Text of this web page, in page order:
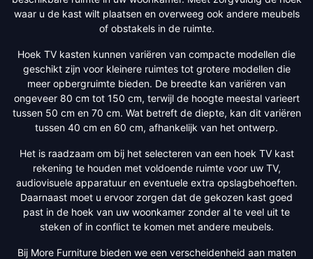
waar u de kast wilt plaatsen en overweeg ook andere meubels
of obstakels in de ruimte.
Hoek TV kasten kunnen variëren van compacte modellen die
geschikt zijn voor kleinere ruimtes tot grotere modellen die
meer opbergruimte bieden. De breedte kan variëren van
ongeveer 80 cm tot 150 cm, terwijl de hoogte meestal varieert
tussen 50 cm en 70 cm. Wat betreft de diepte, kan dit variëren
tussen 40 cm en 60 cm, afhankelijk van het ontwerp.
Het is raadzaam om bij het selecteren van een hoek TV kast
rekening te houden met voldoende ruimte voor uw TV,
audiovisuele apparatuur en eventuele extra opslagbehoeften.
Daarnaast moet u ervoor zorgen dat de gekozen kast goed
past in de hoek van uw woonkamer zonder al te veel uit te
steken of in conflict te komen met andere meubels.
Bij More Furniture bieden we een verscheidenheid aan maten